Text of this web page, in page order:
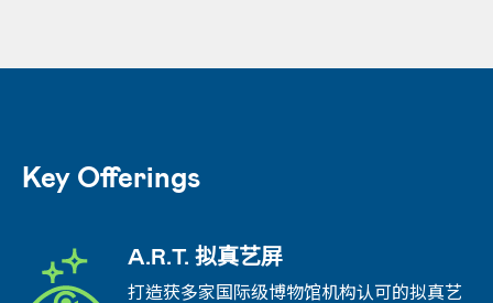
Key Offerings
A.R.T. 拟真艺屏
打造获多家国际级博物馆机构认可的拟真艺